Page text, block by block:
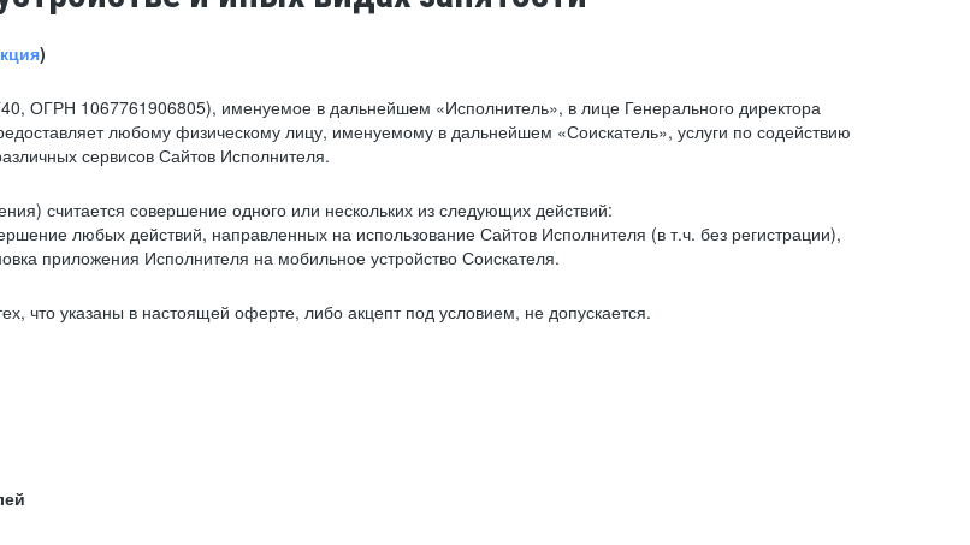
)
ОГРН 1067761906805), именуемое в дальнейшем «Исполнитель», в лице Генерального директора
любому физическому лицу, именуемому в дальнейшем «Соискатель», услуги по содействию
сервисов Сайтов Исполнителя.
считается совершение одного или нескольких из следующих действий:
любых действий, направленных на использование Сайтов Исполнителя (в т.ч. без регистрации),
приложения Исполнителя на мобильное устройство Соискателя.
что указаны в настоящей оферте, либо акцепт под условием, не допускается.